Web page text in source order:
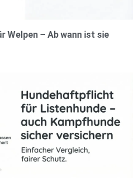
– Ab wann ist sie